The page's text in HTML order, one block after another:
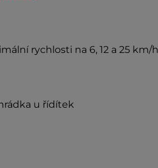
rychlosti na 6, 12 a 25 km/
u řídítek